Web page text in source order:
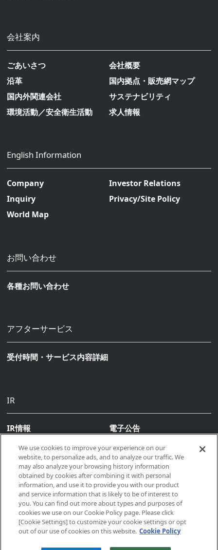
会社案内
ごあいさつ
会社概要
沿革
国内拠点・販売網マップ
国内外関連会社
サステナビリティ
環境活動／安全衛生活動
求人情報
English Information
Company
Investor Relations
Inquiry
Privacy/Site Policy
World Map
お問い合わせ
各種お問い合わせ
アフターサービス
受付時間・サービス内容詳細
IR
IR情報 電子公告
Copyright © 2026, Makino All rights reserved
サイトポリシー
プライバシーポリシー
We use cookies to improve your experience on our
website, to personalize ads, and to analyze our traffic. We
may also analyze your browsing history information
obtained by cookies after combining it with personal
information, and use it to provide you with our product
and service information that is likely to be of interest to
you. You can find out more about types and purposes of
cookies we use on our Cookie Policy page. Please click
[Cookie Settings] to customize your cookie settings or opt
out of our use of cookies on this website. Cookie Policy